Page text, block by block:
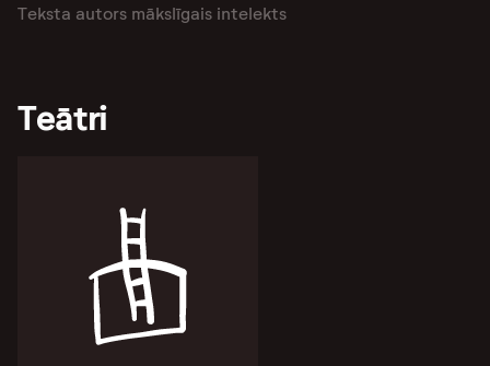
Teksta autors mākslīgais intelekts
Teātri